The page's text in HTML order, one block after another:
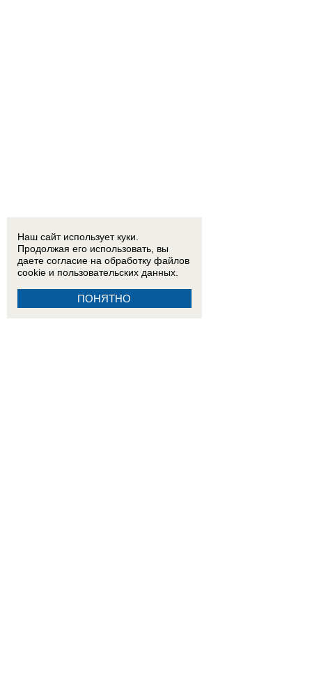
Наш сайт использует куки.
Продолжая его использовать, вы
даете согласие на обработку файлов
cookie и пользовательских данных.
ПОНЯТНО